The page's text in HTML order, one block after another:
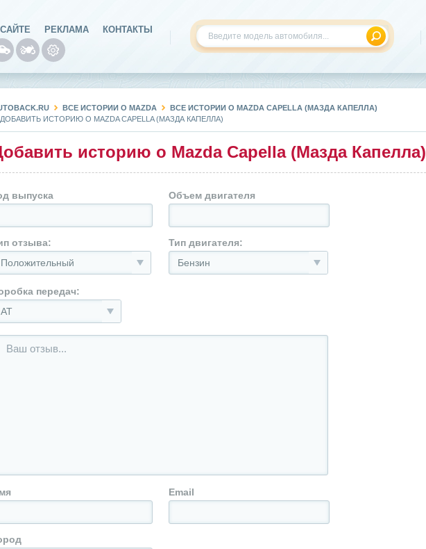
РЕКЛАМА КОНТАКТЫ
ВСЕ ИСТОРИИ О MAZDA
ВСЕ ИСТОРИИ О MAZDA CAPELLA (МАЗДА КАПЕЛЛА)
ДОБАВИТЬ ИСТОРИЮ О MAZDA CAPELLA (МАЗДА КАПЕЛЛА)
историю о Mazda Capella (Мазда Капелла)
выпуска Объем двигателя
отзыва:
Положительный
Тип двигателя:
Бензин
передач:
АТ
Email